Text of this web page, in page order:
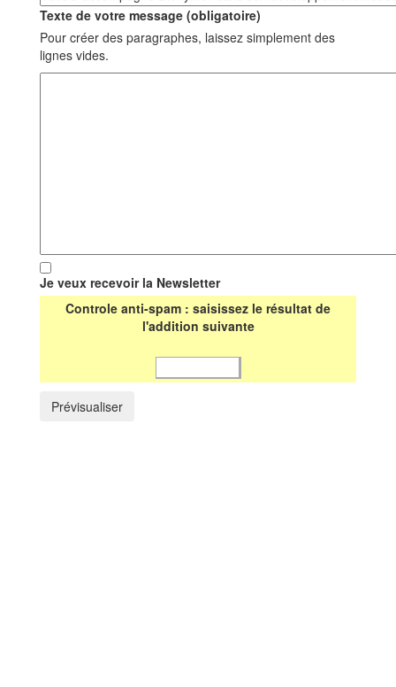
Texte de votre message (obligatoire)
Pour créer des paragraphes, laissez simplement des
lignes vides.
Je veux recevoir la Newsletter
Controle anti-spam : saisissez le résultat de
l'addition suivante